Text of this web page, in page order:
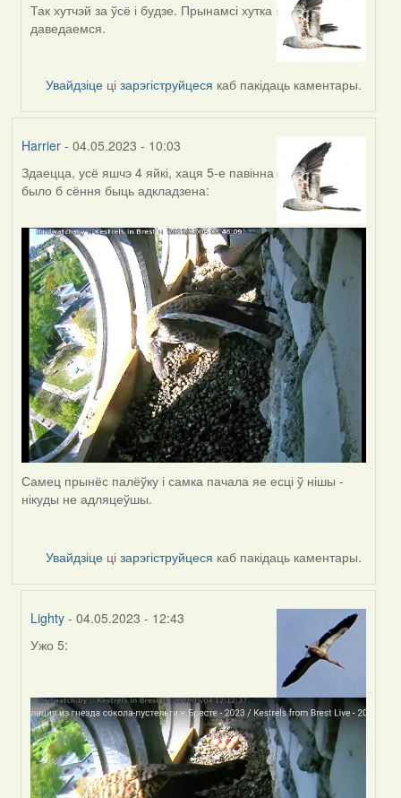
In
reply
ZNR
Так хутчэй за ўсё і будзе. Прынамсі хутка
даведаемся.
Увайдзіце цізарэгіструйцеся каб пакідаць каментары.
Harrier- 04.05.2023 - 10:03
Здаецца, усё яшчэ 4 яйкі, хаця 5-е павінна
было б сёння быць адкладзена:
Самец прынёс палёўку і самка пачала яе есці ў нішы -
нікуды не адляцеўшы.
Увайдзіце цізарэгіструйцеся каб пакідаць каментары.
Lighty - 04.05.2023 - 12:43
In
by
Harrier
Ужо 5: